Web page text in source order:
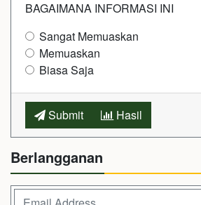
BAGAIMANA INFORMASI INI
Sangat Memuaskan
Memuaskan
Biasa Saja
Submit Hasil
Berlangganan